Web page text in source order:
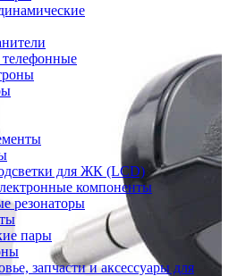
для ЖК (LCD)
компоненты
резонаторы
пары
запчасти и аксессуары для